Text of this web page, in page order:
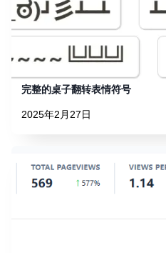
完整的桌子翻转表情符号
2025年2月27日